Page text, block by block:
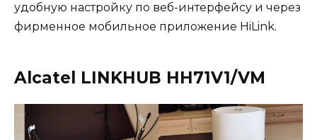
удобную настройку по веб-интерфейсу и через
фирменное мобильное приложение HiLink.
Alcatel LINKHUB HH71V1/VM